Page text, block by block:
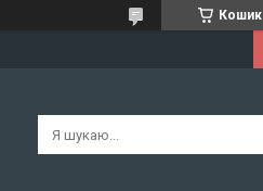
Кошик